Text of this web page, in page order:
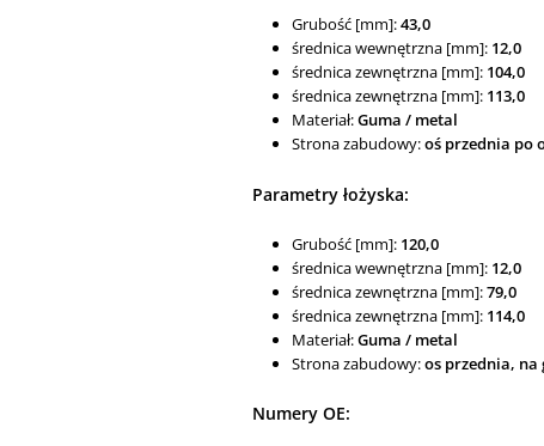
Grubość [mm]:43,0
średnica wewnętrzna [mm]: 12,0
średnica zewnętrzna [mm]: 104,0
średnica zewnętrzna [mm]: 113,0
Materiał:Guma / metal
Strona zabudowy:oś przednia po
Parametry łożyska:
Grubość [mm]: 120,0
średnica wewnętrzna [mm]: 12,0
średnica zewnętrzna [mm]:79,0
średnica zewnętrzna [mm]: 114,0
Materiał:Guma / metal
Strona zabudowy:os przednia, na
Numery OE: